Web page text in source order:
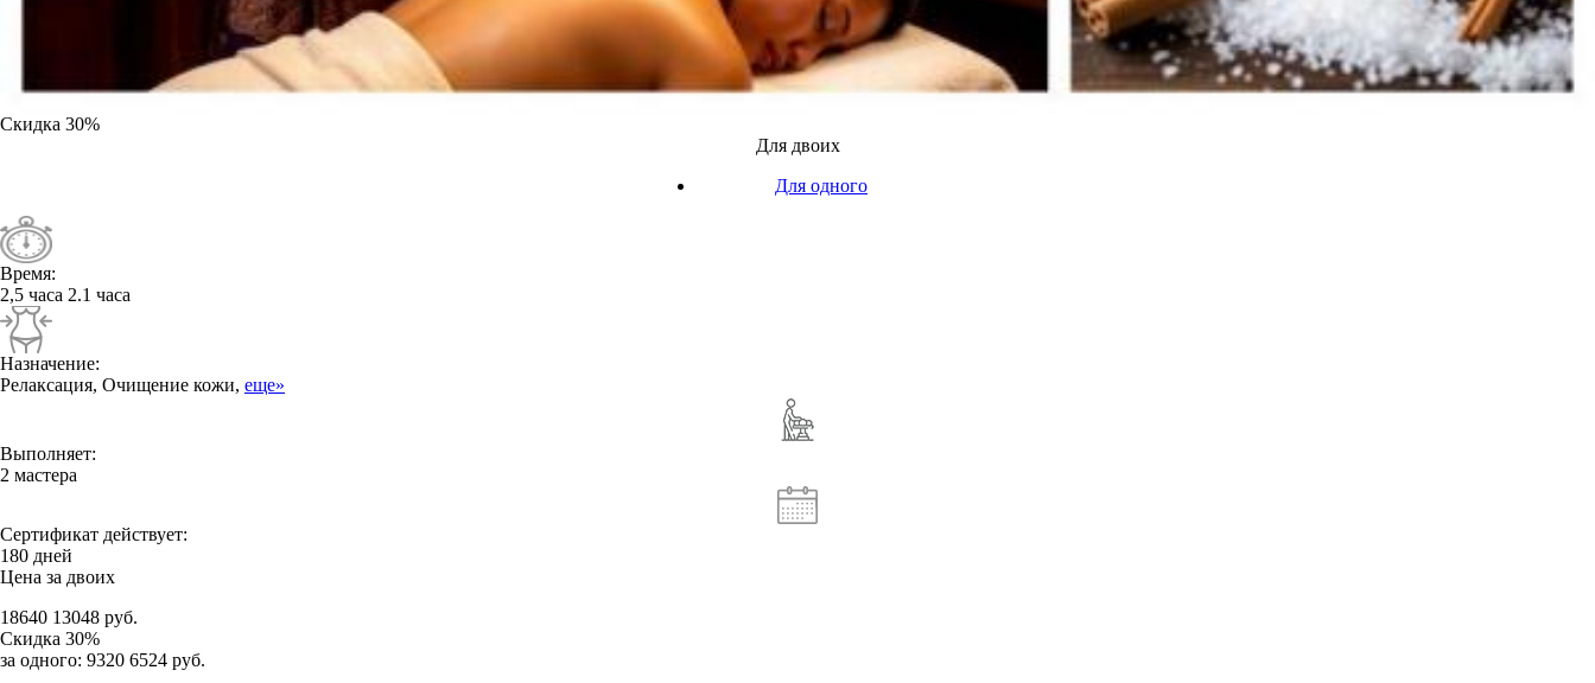
Скидка 30%
Для двоих
Для одного
Время:
2,5 часа 2.1 часа
Назначение:
Релаксация, Очищение кожи, еще»
Выполняет:
2 мастера
Сертификат действует:
180 дней
Цена за двоих
18640 13048 руб.
Скидка 30%
за одного: 9320 6524 руб.